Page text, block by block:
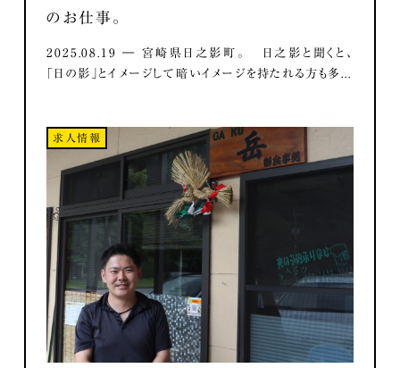
のお仕事。
2025.08.19 ― 宮崎県日之影町。 日之影と聞くと、
「日の影」とイメージして暗いイメージを持たれる方も多...
求人情報